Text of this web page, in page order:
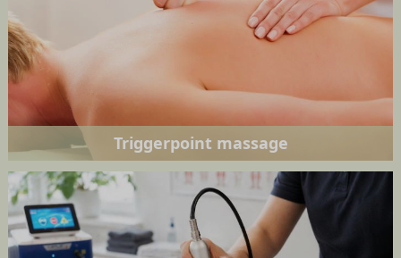
Triggerpoint massage